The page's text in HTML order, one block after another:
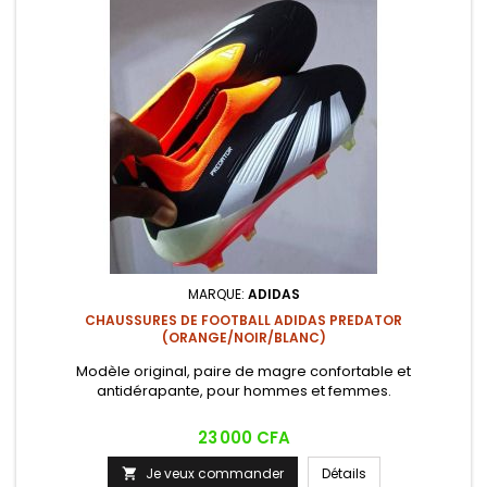
MARQUE: ADIDAS
CHAUSSURES DE FOOTBALL ADIDAS PREDATOR
(ORANGE/NOIR/BLANC)
Modèle original, paire de magre confortable et
antidérapante, pour hommes et femmes.
Prix
23 000 CFA
 Je veux commander Détails